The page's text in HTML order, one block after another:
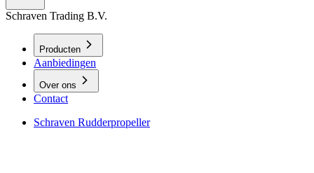
Schraven Trading B.V.
Producten
Aanbiedingen
Over ons
Contact
Schraven Rudderpropeller